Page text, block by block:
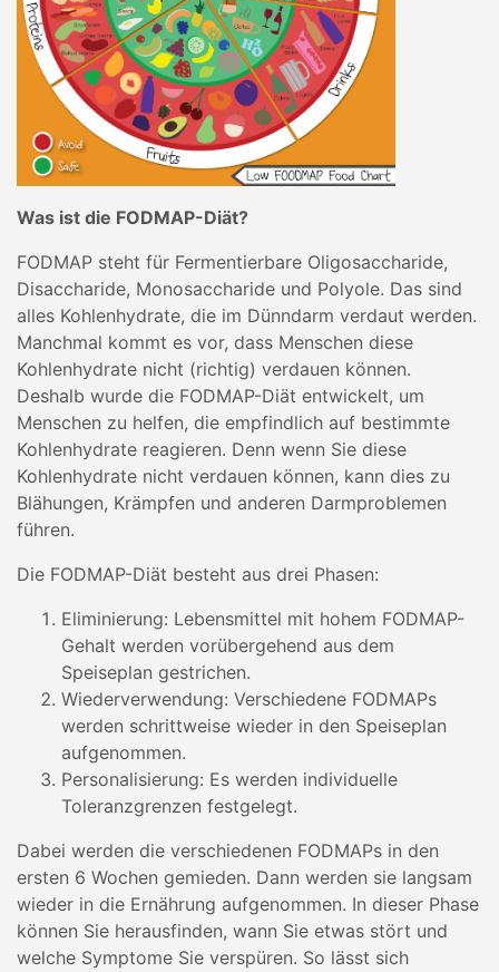
Was ist die FODMAP-Diät?
FODMAP steht für Fermentierbare Oligosaccharide,
Disaccharide, Monosaccharide und Polyole. Das sind
alles Kohlenhydrate, die im Dünndarm verdaut werden.
Manchmal kommt es vor, dass Menschen diese
Kohlenhydrate nicht (richtig) verdauen können.
Deshalb wurde die FODMAP-Diät entwickelt, um
Menschen zu helfen, die empfindlich auf bestimmte
Kohlenhydrate reagieren. Denn wenn Sie diese
Kohlenhydrate nicht verdauen können, kann dies zu
Blähungen, Krämpfen und anderen Darmproblemen
führen.
Die FODMAP-Diät besteht aus drei Phasen:
Eliminierung: Lebensmittel mit hohem FODMAP-
Gehalt werden vorübergehend aus dem
Speiseplan gestrichen.
Wiederverwendung: Verschiedene FODMAPs
werden schrittweise wieder in den Speiseplan
aufgenommen.
Personalisierung: Es werden individuelle
Toleranzgrenzen festgelegt.
Dabei werden die verschiedenen FODMAPs in den
ersten 6 Wochen gemieden. Dann werden sie langsam
wieder in die Ernährung aufgenommen. In dieser Phase
können Sie herausfinden, wann Sie etwas stört und
welche Symptome Sie verspüren. So lässt sich